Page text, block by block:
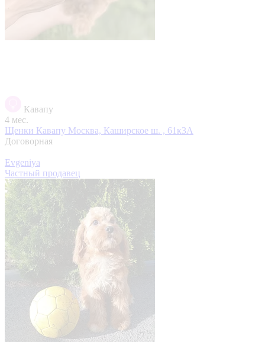
Кавапу
4 мес.
Щенки Кавапу Москва, Каширское ш. , 61к3А
Договорная
Evgeniya
Частный продавец